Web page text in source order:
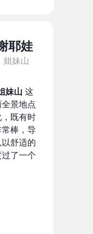
耶娃
姐妹山
妹山 这
景地点
既有时
棒，导
舒适的
了一个